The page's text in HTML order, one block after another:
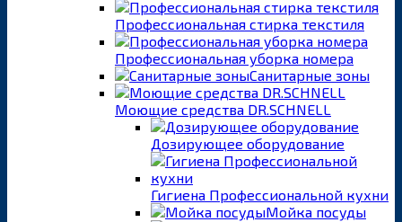
Профессиональная стирка текстиля
Профессиональная уборка номера
Санитарные зоны
Моющие средства DR.SCHNELL
Дозирующее оборудование
Гигиена Профессиональной кухни
Мойка посуды